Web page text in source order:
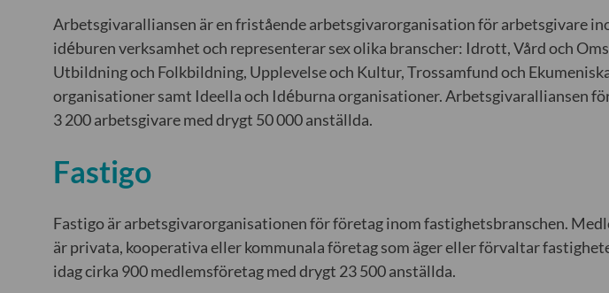
Arbetsgivaralliansen är en fristående arbetsgivarorganisation för arbetsgivare
idéburen verksamhet och representerar sex olika branscher: Idrott, Vård och
Utbildning och Folkbildning, Upplevelse och Kultur, Trossamfund och
organisationer samt Ideella och Idéburna organisationer. Arbetsgivaralliansen
3 200 arbetsgivare med drygt 50 000 anställda.
Fastigo
Fastigo är arbetsgivarorganisationen för företag inom fastighetsbranschen.
är privata, kooperativa eller kommunala företag som äger eller förvaltar
idag cirka 900 medlemsföretag med drygt 23 500 anställda.